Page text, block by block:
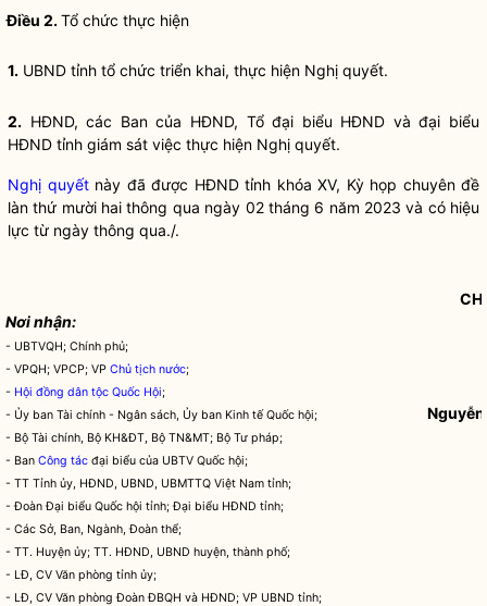
Điều 2.Tổ chức thực hiện
1. UBND tỉnh tổ chức triển khai, thực hiện Nghị quyết.
2. HĐND, các Ban của HĐND, Tổ đại biểu HĐND và đại biểu
HĐND tỉnh giám sát việc thực hiện Nghị quyết.
Nghị quyếtnày đã được HĐND tỉnh khóa XV, Kỳ họp chuyên đề
làn thứ mười hai thông qua ngày 02 tháng 6 năm 2023 và có hiệu
lực từ ngày thông qua./.
Nơi nhận:
- UBTVQH; Chính phủ;
- VPQH; VPCP; VP Chủ tịch nước;
- Hội đồng dân tộc Quốc Hội;
- Ủy ban Tài chính - Ngân sách, Ủy ban Kinh tế Quốc hội;
- Bộ Tài chính, Bộ KH&ĐT, Bộ TN&MT; Bộ Tư pháp;
- Ban Công tác đại biểu của UBTV Quốc hội;
- TT Tỉnh ủy, HĐND, UBND, UBMTTQ Việt Nam tỉnh;
- Đoàn Đại biểu Quốc hội tỉnh; Đại biểu HĐND tỉnh;
- Các Sở, Ban, Ngành, Đoàn thể;
- TT. Huyện ủy; TT. HĐND, UBND huyện, thành phố;
- LĐ, CV Văn phòng tỉnh ủy;
- LĐ, CV Văn phòng Đoàn ĐBQH và HĐND; VP UBND tỉnh;